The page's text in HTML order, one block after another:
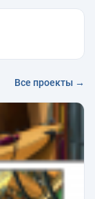
Все проекты →